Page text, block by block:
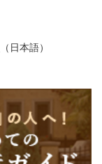
（日本語）